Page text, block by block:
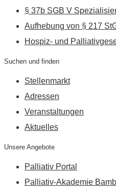
§ 37b SGB V
Aufhebung von § 217
Hospiz- und
Suchen und finden
Stellenmarkt
Adressen
Veranstaltungen
Aktuelles
Unsere Angebote
Palliativ Portal
Palliativ-Akademie